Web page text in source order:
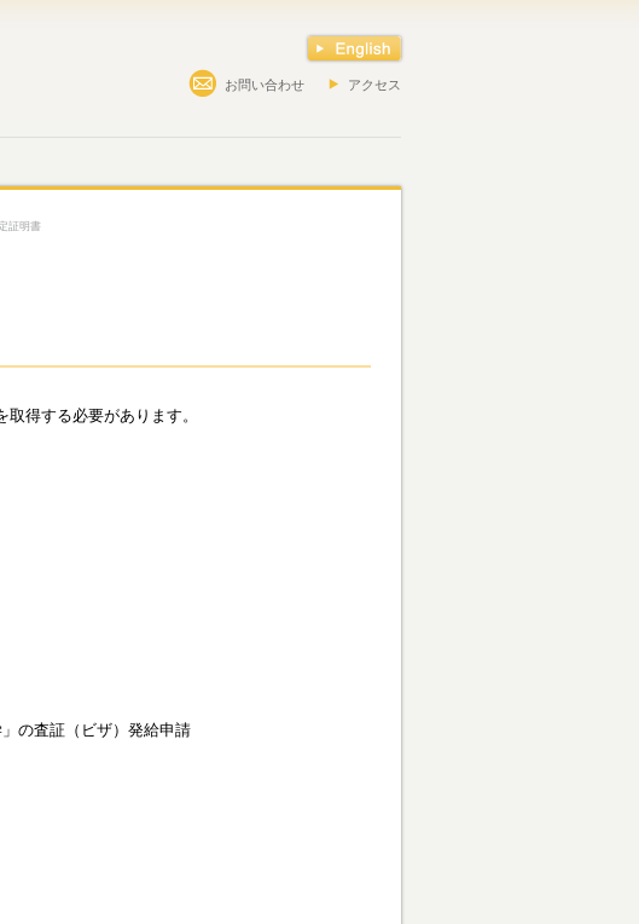
お問い合わせ アクセス
証明書
得する必要があります。
の査証（ビザ）発給申請